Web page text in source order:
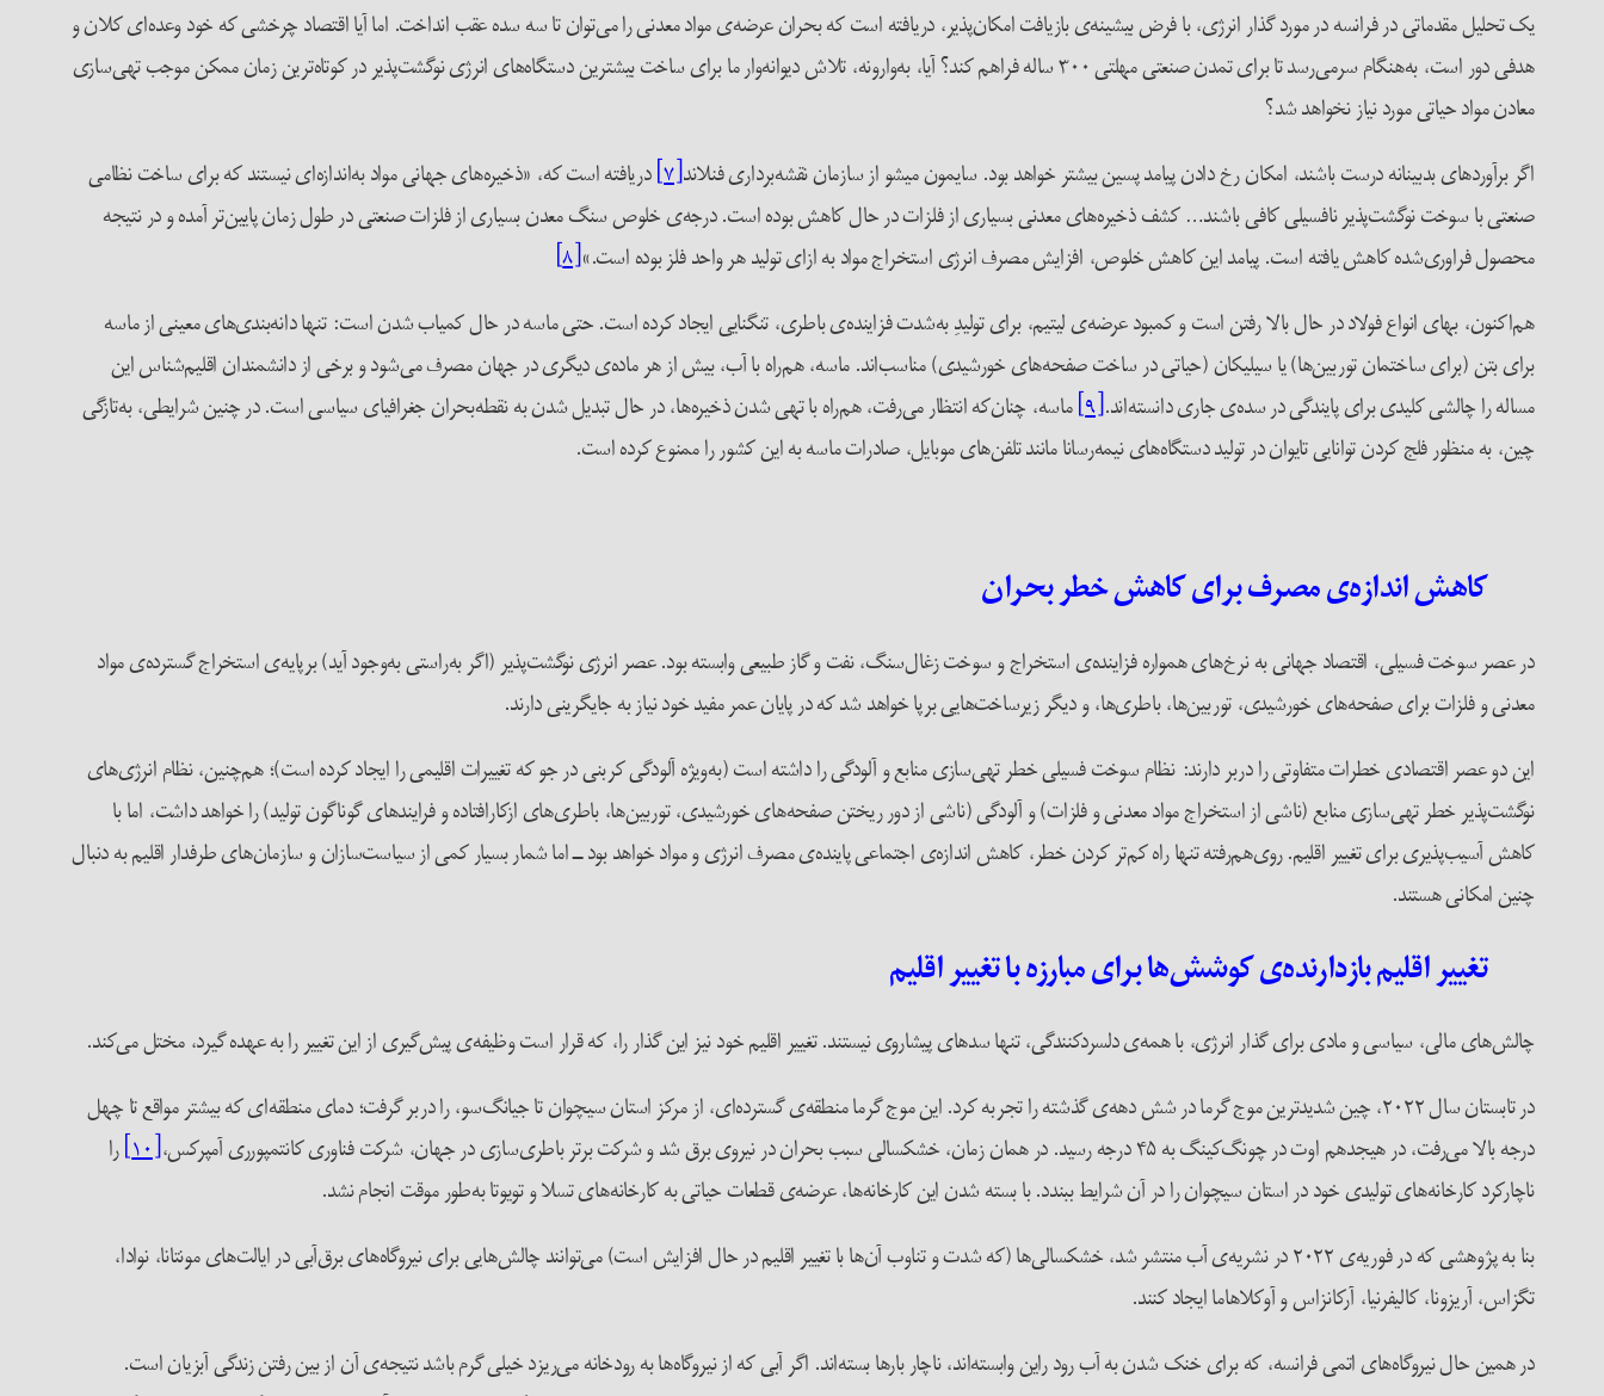
یک تحلیل مقدماتی در فرانسه در مورد گذار انرژی، با فرض بیشینه‌ی بازیافت امکان‌پذیر، دریافته است که بحران عرضه‌ی مواد معدنی را می‌توان تا سه سده عقب انداخت. اما آیا اقتصاد چرخشی که خود وعده‌ای کلان و
هدفی دور است، به‌هنگام سرمی‌رسد تا برای تمدن صنعتی مهلتی ۳۰۰ ساله‌ فراهم کند؟ آیا، به‌وارونه، تلاش دیوانه‌وار ما برای ساخت بیشترین دستگاه‌های انرژی نوگشت‌پذیر در کوتاه‌ترین زمان ممکن موجب تهی‌سازی
معادن مواد حیاتی مورد نیاز نخواهد شد؟
اگر برآوردهای بدبینانه درست باشند، امکان رخ‌ دادن پیامد پسین بیشتر خواهد بود. سایمون میشو از سازمان نقشه‌برداری فنلاند[۷] دریافته است که، «ذخیره‌های جهانی مواد به‌اندازه‌ای نیستند که برای ساخت نظامی
صنعتی با سوخت نوگشت‌پذیر نافسیلی کافی باشند… کشف ذخیره‌های معدنی بسیاری از فلزات در حال کاهش بوده است. درجه‌ی خلوص سنگ معدن بسیاری از فلزات صنعتی در طول زمان پایین‌تر آمده و در نتیجه
محصول فراوری‌شده کاهش یافته است. پیامد این کاهش خلوص، افزایش مصرف انرژی استخراج مواد به ازای تولید هر واحد فلز بوده است.»[۸]
هم‌اکنون، بهای انواع فولاد در حال بالا رفتن است و کمبود عرضه‌ی لیتیم، برای تولیدِ به‌شدت فزاینده‌ی باطری، تنگنایی ایجاد کرده است. حتی ماسه در حال کمیاب شدن است: تنها دانه‌بندی‌‌های معینی از ماسه
برای بتن (برای ساختمان توربین‌ها) یا سیلیکان (حیاتی در ساخت صفحه‌های خورشیدی) مناسب‌اند. ماسه، هم‌راه با آب، بیش از هر ماده‌ی دیگری در جهان مصرف می‌شود و برخی از دانشمندان اقلیم‌شناس این
مساله را چالشی کلیدی برای پایندگی در سده‌ی جاری دانسته‌اند.[۹] ماسه، چنان‌که انتظار می‌رفت، هم‌راه با تهی شدن ذخیره‌ها، در حال تبدیل شدن به نقطه‌بحران جغرافیای سیاسی است. در چنین شرایطی، به‌تازگی
چین، به منظور فلج کردن توانایی تایوان در تولید دستگاه‌های نیمه‌رسانا مانند تلفن‌های موبایل، صادرات ماسه به این کشور را ممنوع کرده است.
کاهش اندازه‌ی مصرف برای کاهش خطر بحران
در عصر سوخت فسیلی، اقتصاد جهانی به نرخ‌های همواره فزاینده‌ی استخراج و سوخت زغال‌سنگ، نفت و گاز طبیعی وابسته بود. عصر انرژی نوگشت‌پذیر (اگر به‌راستی به‌وجود آید) برپایه‌ی استخراج گسترده‌ی مواد
معدنی و فلزات برای صفحه‌های خورشیدی، توربین‌ها، باطری‌ها، و دیگر زیرساخت‌هایی برپا خواهد شد که در پایان عمر مفید خود نیاز به جایگرینی دارند.
این دو عصر اقتصادی خطرات متفاوتی را دربر دارند: نظام سوخت فسیلی خطر تهی‌سازی منابع و آلودگی را داشته است (به‌ویژه آلودگی کربنی در جو که تغییرات اقلیمی را ایجاد کرده است)؛ هم‌چنین، نظام انرژی‌های
نوگشت‌پذیر خطر تهی‌سازی منابع (ناشی از استخراج مواد معدنی و فلزات) و آلودگی (ناشی از دور ریختن صفحه‌های خورشیدی، توربین‌ها، باطری‌های ازکارافتاده و فرایندهای گوناگون تولید) را خواهد داشت، اما با
کاهش آسیب‌پذیری برای تغییر اقلیم. روی‌هم‌رفته تنها راه کم‌تر کردن خطر، کاهش اندازه‌ی اجتماعی پاینده‌ی مصرف انرژی و مواد خواهد بود ــ اما شمار بسیار کمی از سیاست‌سازان و سازمان‌های طرفدار اقلیم به دنبال
چنین امکانی هستند.
تغییر اقلیم بازدارنده‌ی کوشش‌ها برای مبارزه با تغییر اقلیم
چالش‌های مالی، سیاسی و مادی برای گذار انرژی، با همه‌ی دلسردکنندگی، تنها سدهای پیشاروی نیستند. تغییر اقلیم خود نیز این گذار را، که قرار است وظیفه‌ی پیش‌گیری از این تغییر را به عهده گیرد، مختل می‌کند.
در تابستان سال ۲۰۲۲، چین شدیدترین موج گرما در شش دهه‌ی گذشته را تجربه کرد. این موج گرما منطقه‌ی گسترده‌ای، از مرکز استان سیچوان تا جیانگ‌سو، را دربر گرفت؛ دمای منطقه‌ای که بیشتر مواقع تا چهل
درجه بالا می‌رفت، در هیجدهم اوت در چونگ‌کینگ به ۴۵ درجه رسید. در همان زمان، خشکسالی سبب بحران در نیروی برق شد و شرکت برتر باطری‌سازی در جهان، شرکت فناوری کانتمپورری آمپرکس،
[۱۰]
را
ناچارکرد کارخانه‌های تولیدی خود در استان سیچوان را در آن شرایط ببندد. با بسته شدن این کارخانه‌ها، عرضه‌ی قطعات حیاتی به کارخانه‌های تسلا و تویوتا به‌طور موقت انجام نشد.
بنا به پژوهشی که در فوریه‌ی ۲۰۲۲ در نشریه‌ی آب منتشر شد، خشکسالی‌ها (که شدت و تناوب آن‌ها با تغییر اقلیم در حال افزایش است) می‌توانند چالش‌هایی برای نیروگاه‌های برق‌آبی در ایالت‌های مونتانا، نوادا،
تگزاس، آریزونا، کالیفرنیا، آرکانزاس و آوکلاهاما ایجاد کنند.
در همین حال نیروگاه‌های اتمی فرانسه، که برای خنک شدن به آب رود راین وابسته‌اند، ناچار بارها بسته‌اند. اگر آبی که از نیروگاه‌ها به رودخانه می‌ریزد خیلی گرم باشد نتیجه‌ی آن از بین رفتن زندگی آبزیان است.